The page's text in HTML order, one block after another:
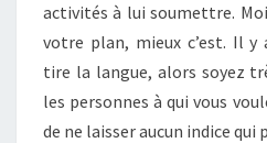
activités à lui soumettre.
votre plan, mieux c’est. Il y
tire la langue, alors soyez
les personnes à qui vous
de ne laisser aucun indice